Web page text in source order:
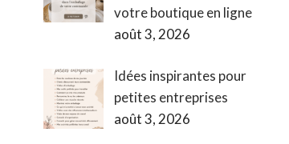
votre boutique en ligne
août 3, 2026
Idées inspirantes pour
petites entreprises
août 3, 2026